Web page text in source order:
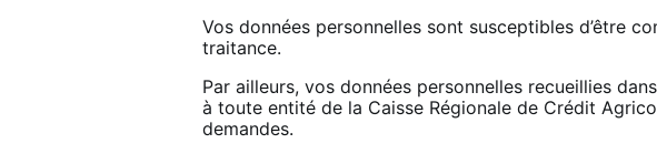
Vos données personnelles sont susceptibles d’être
traitance.
Par ailleurs, vos données personnelles recueillies
à toute entité de la Caisse Régionale de Crédit
demandes.